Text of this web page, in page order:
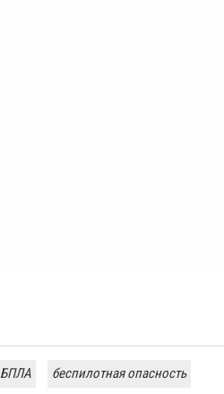
БПЛА беспилотная опасность